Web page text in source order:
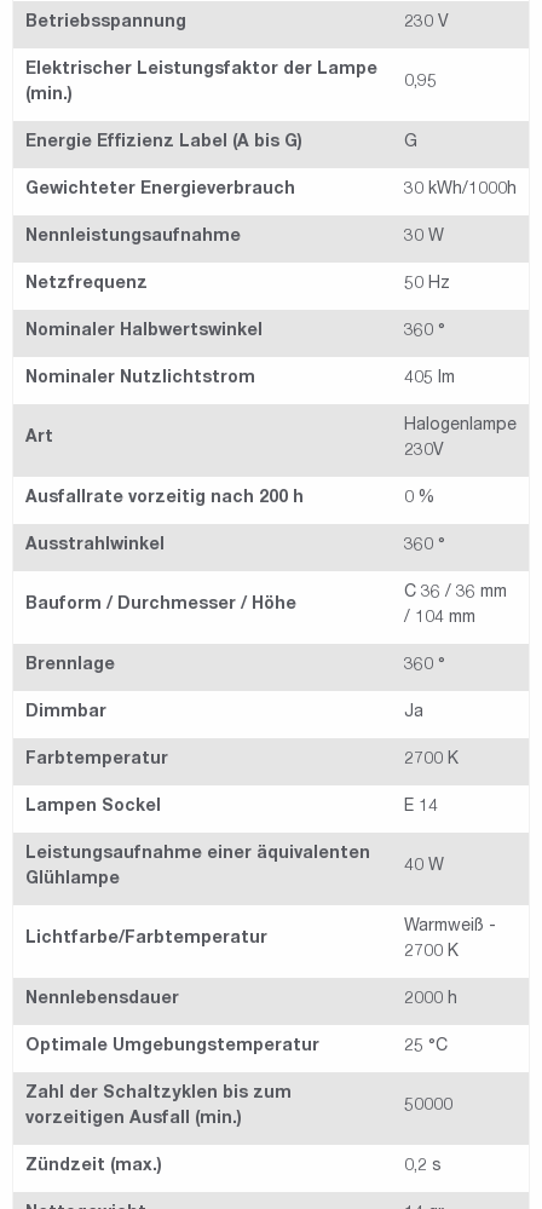
Betriebsspannung 230 V
Elektrischer Leistungsfaktor der Lampe
(min.)
0,95
Energie Effizienz Label (A bis G) G
Gewichteter Energieverbrauch 30 kWh/1000h
Nennleistungsaufnahme 30 W
Netzfrequenz 50 Hz
Nominaler Halbwertswinkel 360 °
Nominaler Nutzlichtstrom 405 lm
Art
Halogenlampe
230V
Ausfallrate vorzeitig nach 200 h 0 %
Ausstrahlwinkel 360 °
Bauform / Durchmesser / Höhe
C 36 / 36 mm
/ 104 mm
Brennlage 360 °
Dimmbar Ja
Farbtemperatur 2700 K
Lampen Sockel E 14
Leistungsaufnahme einer äquivalenten
Glühlampe
40 W
Lichtfarbe/Farbtemperatur
Warmweiß -
2700 K
Nennlebensdauer 2000 h
Optimale Umgebungstemperatur 25 °C
Zahl der Schaltzyklen bis zum
vorzeitigen Ausfall (min.)
50000
Zündzeit (max.) 0,2 s